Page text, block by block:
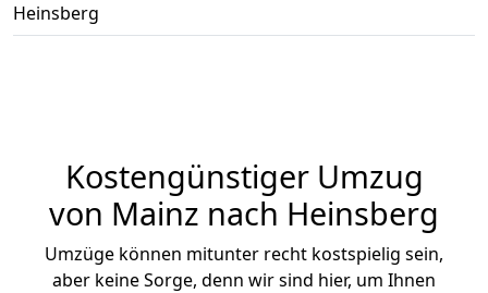
Heinsberg
Kostengünstiger Umzug
von Mainz nach Heinsberg
Umzüge können mitunter recht kostspielig sein,
aber keine Sorge, denn wir sind hier, um Ihnen